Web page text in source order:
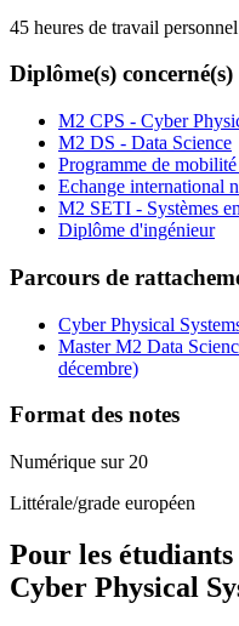
45 heures de travail
Diplôme(s) concerné(s)
M2 CPS - Cyber
M2 DS - Data Science
Programme de
Echange international
M2 SETI - Systèmes
Diplôme d'ingénieur
Parcours de
Cyber Physical
Master M2 Data
décembre)
Format des notes
Numérique sur 20
Littérale/grade européen
Pour les
Cyber Physical